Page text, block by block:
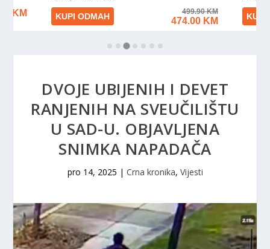
DVOJE UBIJENIH I DEVET
RANJENIH NA SVEUČILIŠTU
U SAD-U. OBJAVLJENA
SNIMKA NAPADAČA
pro 14, 2025 | Crna kronika, Vijesti